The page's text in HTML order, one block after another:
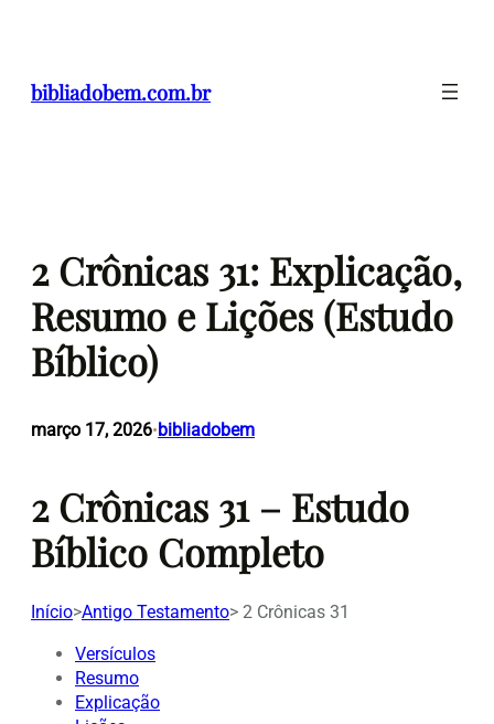
conteúdo
bibliadobem.com.br
2 Crônicas 31: Explicação,
Resumo e Lições (Estudo
Bíblico)
março 17, 2026•bibliadobem
2 Crônicas 31 – Estudo
Bíblico Completo
Início>Antigo Testamento> 2 Crônicas 31
Versículos
Resumo
Explicação